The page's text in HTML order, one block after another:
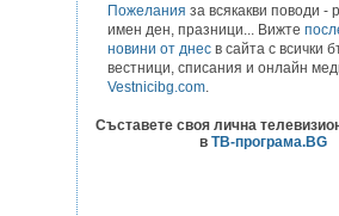
Пожелания за всякакви поводи -
имен ден, празници... Вижте
новини от днес в сайта с всички
вестници, списания и онлайн
Vestnicibg.com.
Съставете своя лична
в ТВ-програма.BG